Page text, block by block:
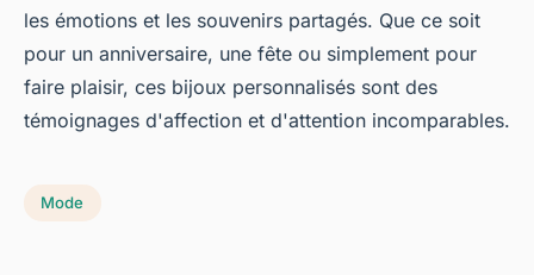
les émotions et les souvenirs partagés. Que ce soit
pour un anniversaire, une fête ou simplement pour
faire plaisir, ces bijoux personnalisés sont des
témoignages d'affection et d'attention incomparables.
Mode